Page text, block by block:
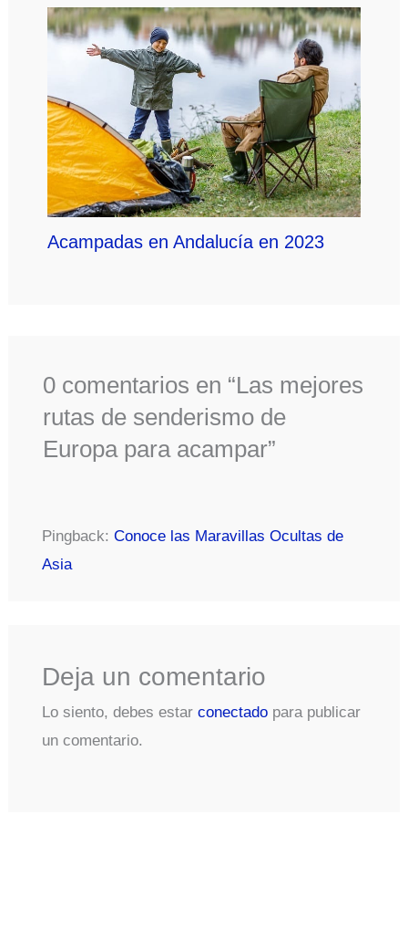
Acampadas en Andalucía en 2023
0 comentarios en “Las mejores
rutas de senderismo de
Europa para acampar”
Pingback: Conoce las Maravillas Ocultas de
Asia
Deja un comentario
Lo siento, debes estar conectadopara publicar
un comentario.